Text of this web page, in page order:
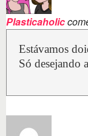
Plasticaholic
Estávamos
Só desejando